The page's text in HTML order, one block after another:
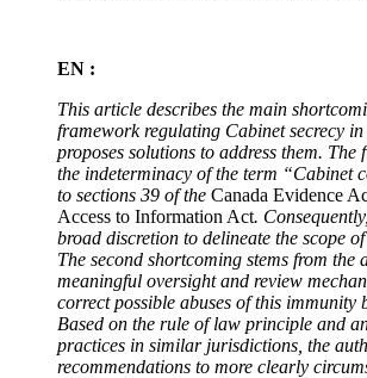
EN :
This article describes the main
framework regulating Cabinet secrecy
proposes solutions to address them.
the indeterminacy of the term “Cabinet
to sections 39 of the Canada Evidence
Access to Information Act.
broad discretion to delineate the scope
The second shortcoming stems from the
meaningful oversight and review
correct possible abuses of this immunity
Based on the rule of law principle and
practices in similar jurisdictions, the
recommendations to more clearly